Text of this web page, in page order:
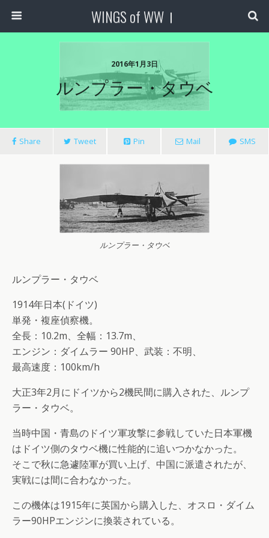
WINGS of WWⅠ
2016年1月3日
ルンプラー・タウベ
Share Tweet Pin Mail SMS
ルンプラー・タウベ
ルンプラー・タウベ
1914年日本(ドイツ)
単発・複座偵察機。
全長：10.2m、全幅：13.7m、
エンジン：ダイムラー 90HP、武装：不明、
最高速度：100km/h
大正3年2月にドイツから2機民間に購入された、ルンプ
ラー・タウベ。
当時中国・青島のドイツ軍攻撃に参戦していた日本軍機
はドイツ側のタウベ機に性能的に追いつかなかった。
そこで秋に急遽陸軍が買い上げ、中国に派遣されたが、
実戦には間に合わなかった。
この機体は1915年に英国から購入した、オスロ・ダイム
ラー90HPエンジンに換装されている。